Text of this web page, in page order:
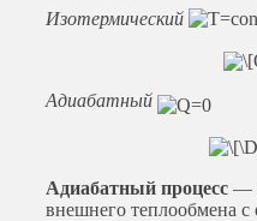
Изотермический
Адиабатный
Адиабатный процесс —
внешнего теплообмена